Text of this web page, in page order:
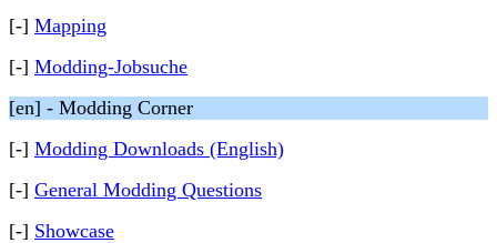
[-] Mapping
[-] Modding-Jobsuche
[en] - Modding Corner
[-] Modding Downloads (English)
[-] General Modding Questions
[-] Showcase